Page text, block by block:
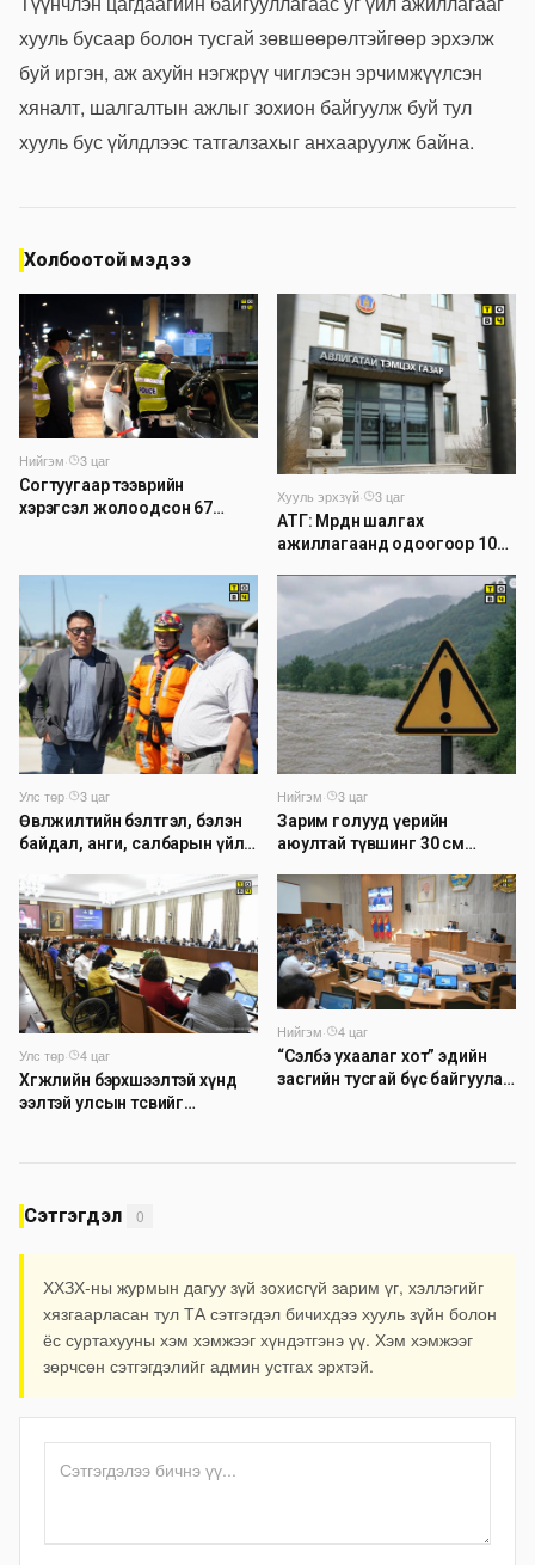
хууль бусаар болон тусгай зөвшөөрөлтэйгөөр эрхэлж
буй иргэн, аж ахуйн нэгжрүү чиглэсэн эрчимжүүлсэн
хяналт, шалгалтын ажлыг зохион байгуулж буй тул
хууль бус үйлдлээс татгалзахыг анхааруулж байна.
Холбоотой мэдээ
Нийгэм·
3 цаг
Согтуугаар тээврийн
хэрэгсэл жолоодсон 67
Хууль эрхзүй·
3 цаг
АТГ: Мөрдөн шалгах
ажиллагаанд одоогоор 1026
Улс төр·
3 цаг
Өвөлжилтийн бэлтгэл, бэлэн
байдал, анги, салбарын үйл
Нийгэм·
3 цаг
Зарим голууд үерийн
аюултай түвшинг 30 см
Улс төр·
4 цаг
Хөгжлийн бэрхшээлтэй хүнд
ээлтэй улсын төсвийг
Нийгэм·
4 цаг
“Сэлбэ ухаалаг хот” эдийн
засгийн тусгай бүс байгуулах
Сэтгэгдэл 0
ХХЗХ-ны журмын дагуу зүй зохисгүй зарим үг, хэллэгийг
хязгаарласан тул ТА сэтгэгдэл бичихдээ хууль зүйн болон
ёс суртахууны хэм хэмжээг хүндэтгэнэ үү. Хэм хэмжээг
зөрчсөн сэтгэгдэлийг админ устгах эрхтэй.